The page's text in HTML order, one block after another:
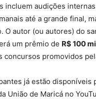
incluem audições
até a grande final,
O autor (ou autores) do
um prêmio de R$ 100
concursos promovidos
já estão disponíveis
União de Maricá no